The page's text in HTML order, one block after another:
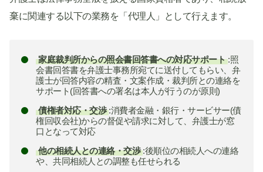
棄に関連する以下の業務を「代理人」として行えます。
家庭裁判所からの照会書回答書への対応サポート :照
会書回答書を弁護士事務所宛てに送付してもらい、弁
護士が回答内容の精査・文案作成・裁判所との連絡を
サポート(回答書への署名は本人が行うのが原則)
債権者対応・交渉 :消費者金融・銀行・サービサー(債
権回収会社)からの督促や請求に対して、弁護士が窓
口となって対応
他の相続人との連絡・交渉 :後順位の相続人への連絡
や、共同相続人との調整も任せられる